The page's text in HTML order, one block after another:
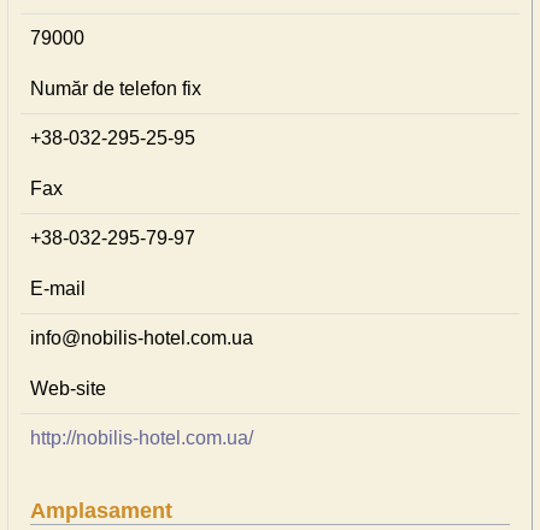
79000
Număr de telefon fix
+38-032-295-25-95
Fax
+38-032-295-79-97
E-mail
info@nobilis-hotel.com.ua
Web-site
http://nobilis-hotel.com.ua/
Amplasament